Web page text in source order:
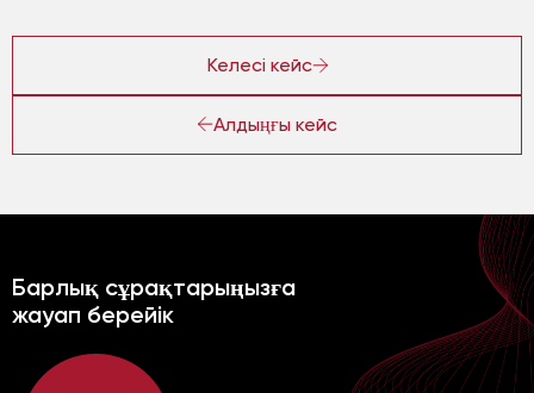
Алдыңғы кейс
Келесі кейс
Барлық сұрақтарыңызға
жауап берейік